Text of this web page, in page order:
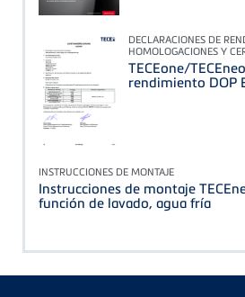
DECLARACIONES DE
HOMOLOGACIONES Y
TECEone/
rendimiento DOP
INSTRUCCIONES DE MONTAJE
Instrucciones de montaje
función de lavado, agua fría